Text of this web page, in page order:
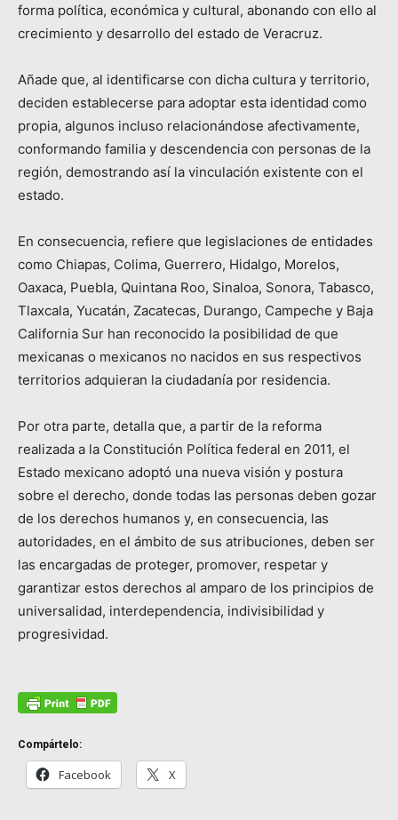
forma política, económica y cultural, abonando con ello al
crecimiento y desarrollo del estado de Veracruz.
Añade que, al identificarse con dicha cultura y territorio,
deciden establecerse para adoptar esta identidad como
propia, algunos incluso relacionándose afectivamente,
conformando familia y descendencia con personas de la
región, demostrando así la vinculación existente con el
estado.
En consecuencia, refiere que legislaciones de entidades
como Chiapas, Colima, Guerrero, Hidalgo, Morelos,
Oaxaca, Puebla, Quintana Roo, Sinaloa, Sonora, Tabasco,
Tlaxcala, Yucatán, Zacatecas, Durango, Campeche y Baja
California Sur han reconocido la posibilidad de que
mexicanas o mexicanos no nacidos en sus respectivos
territorios adquieran la ciudadanía por residencia.
Por otra parte, detalla que, a partir de la reforma
realizada a la Constitución Política federal en 2011, el
Estado mexicano adoptó una nueva visión y postura
sobre el derecho, donde todas las personas deben gozar
de los derechos humanos y, en consecuencia, las
autoridades, en el ámbito de sus atribuciones, deben ser
las encargadas de proteger, promover, respetar y
garantizar estos derechos al amparo de los principios de
universalidad, interdependencia, indivisibilidad y
progresividad.
Compártelo:
Facebook X